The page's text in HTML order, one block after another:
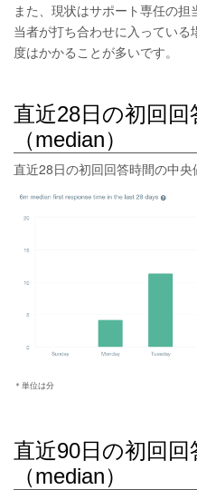
また、現状はサポート専任の
当者が打ち合わせに入ってい
度はかかることが多いです。
直近28日の初回
（median）
直近28日の初回回答時間の中央
＊単位は分
直近90日の初回
（median）